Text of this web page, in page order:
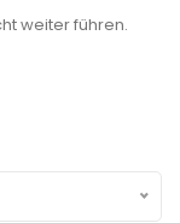
weiter führen.